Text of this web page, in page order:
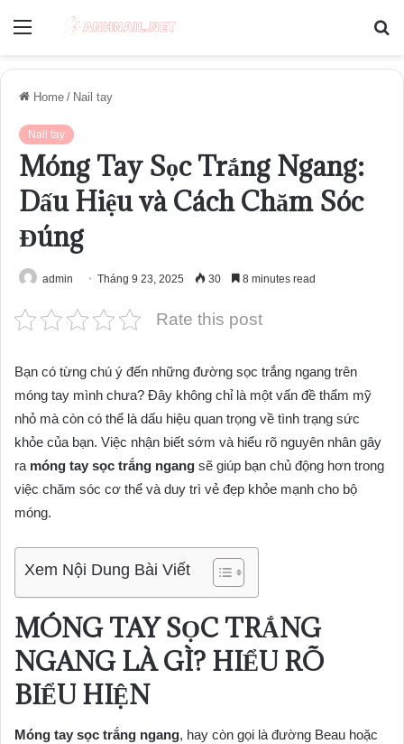
Menu
Home / Nail tay
Nail tay
Móng Tay Sọc Trắng Ngang:
Dấu Hiệu và Cách Chăm Sóc
Đúng
admin Tháng 9 23, 2025 30 8 minutes read
Rate this post
Bạn có từng chú ý đến những đường sọc trắng ngang trên
móng tay mình chưa? Đây không chỉ là một vấn đề thẩm mỹ
nhỏ mà còn có thể là dấu hiệu quan trọng về tình trạng sức
khỏe của bạn. Việc nhận biết sớm và hiểu rõ nguyên nhân gây
ra móng tay sọc trắng ngang sẽ giúp bạn chủ động hơn trong
việc chăm sóc cơ thể và duy trì vẻ đẹp khỏe mạnh cho bộ
móng.
Xem Nội Dung Bài Viết
MÓNG TAY SỌC TRẮNG
NGANG LÀ GÌ? HIỂU RÕ
BIỂU HIỆN
Móng tay sọc trắng ngang, hay còn gọi là đường Beau hoặc